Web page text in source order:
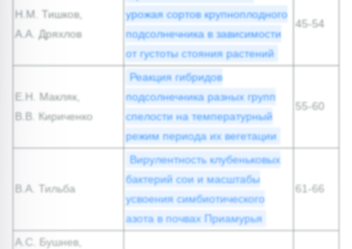
Н.М. Тишков,
А.А. Дряхлов
урожая сортов крупноплодного
подсолнечника в зависимости
от густоты стояния растений
45-54
Е.Н. Макляк,
В.В. Кириченко
Реакция гибридов
подсолнечника разных групп
спелости на температурный
режим периода их вегетации
55-60
В.А. Тильба
Вирулентность клубеньковых
бактерий сои и масштабы
усвоения симбиотического
азота в почвах Приамурья
61-66
А.С. Бушнев,